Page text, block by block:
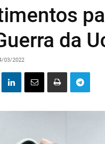
da
03/2022